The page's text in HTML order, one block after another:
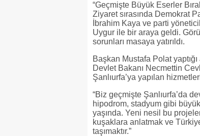
“Geçmişte Büyük Eserler
Ziyaret sırasında Demokrat
İbrahim Kaya ve parti
Uygur ile bir araya geldi.
sorunları masaya yatırıldı.
Başkan Mustafa Polat
Devlet Bakanı Necmettin
Şanlıurfa’ya yapılan
“Biz geçmişte Şanlıurfa’da
hipodrom, stadyum gibi
yaşında. Yeni nesil bu
kuşaklara anlatmak ve
taşımaktır.”